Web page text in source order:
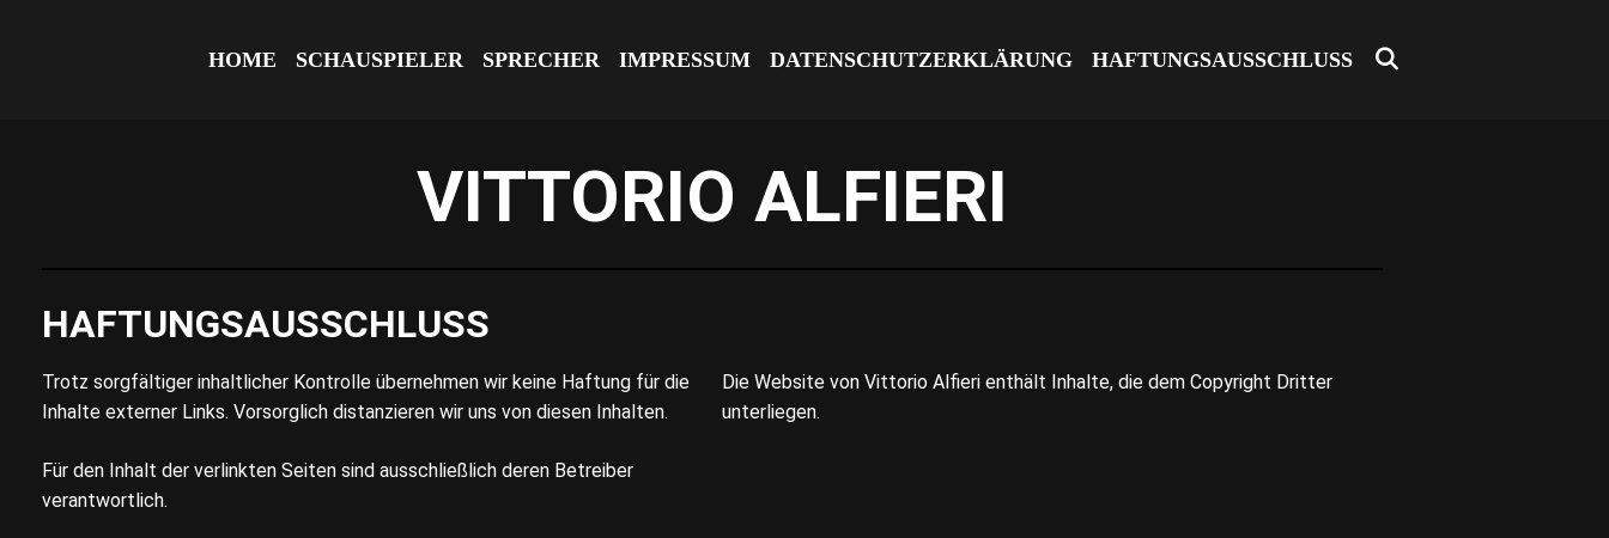
HOME SCHAUSPIELER SPRECHER IMPRESSUM DATENSCHUTZERKLÄRUNG HAFTUNGSAUSSCHLUSS
VITTORIO ALFIERI
HAFTUNGSAUSSCHLUSS
Trotz sorgfältiger inhaltlicher Kontrolle übernehmen wir keine Haftung für die
Inhalte externer Links. Vorsorglich distanzieren wir uns von diesen Inhalten.
Für den Inhalt der verlinkten Seiten sind ausschließlich deren Betreiber
verantwortlich.
Die Website von Vittorio Alfieri enthält Inhalte, die dem Copyright Dritter
unterliegen.